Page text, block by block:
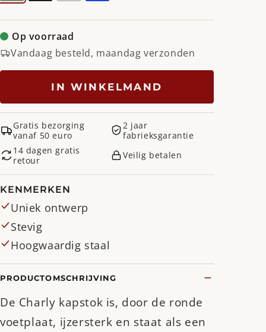
Op voorraad
Vandaag besteld, maandag verzonden
IN WINKELMAND
Gratis bezorging
vanaf 50 euro
2 jaar
fabrieksgarantie
14 dagen gratis
retour
Veilig betalen
KENMERKEN
Uniek ontwerp
Stevig
Hoogwaardig staal
PRODUCTOMSCHRIJVING
De Charly kapstok is, door de ronde
voetplaat, ijzersterk en staat als een